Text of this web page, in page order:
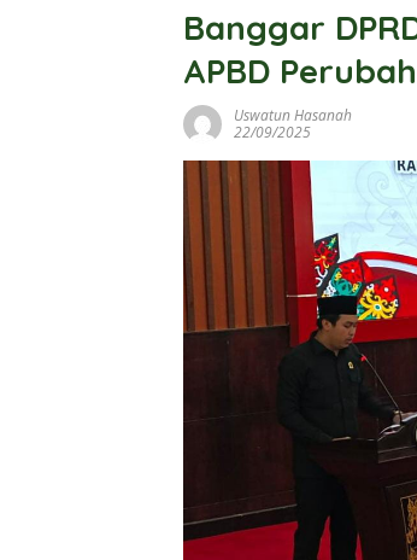
Banggar
APBD
Uswatun Hasanah
22/09/2025